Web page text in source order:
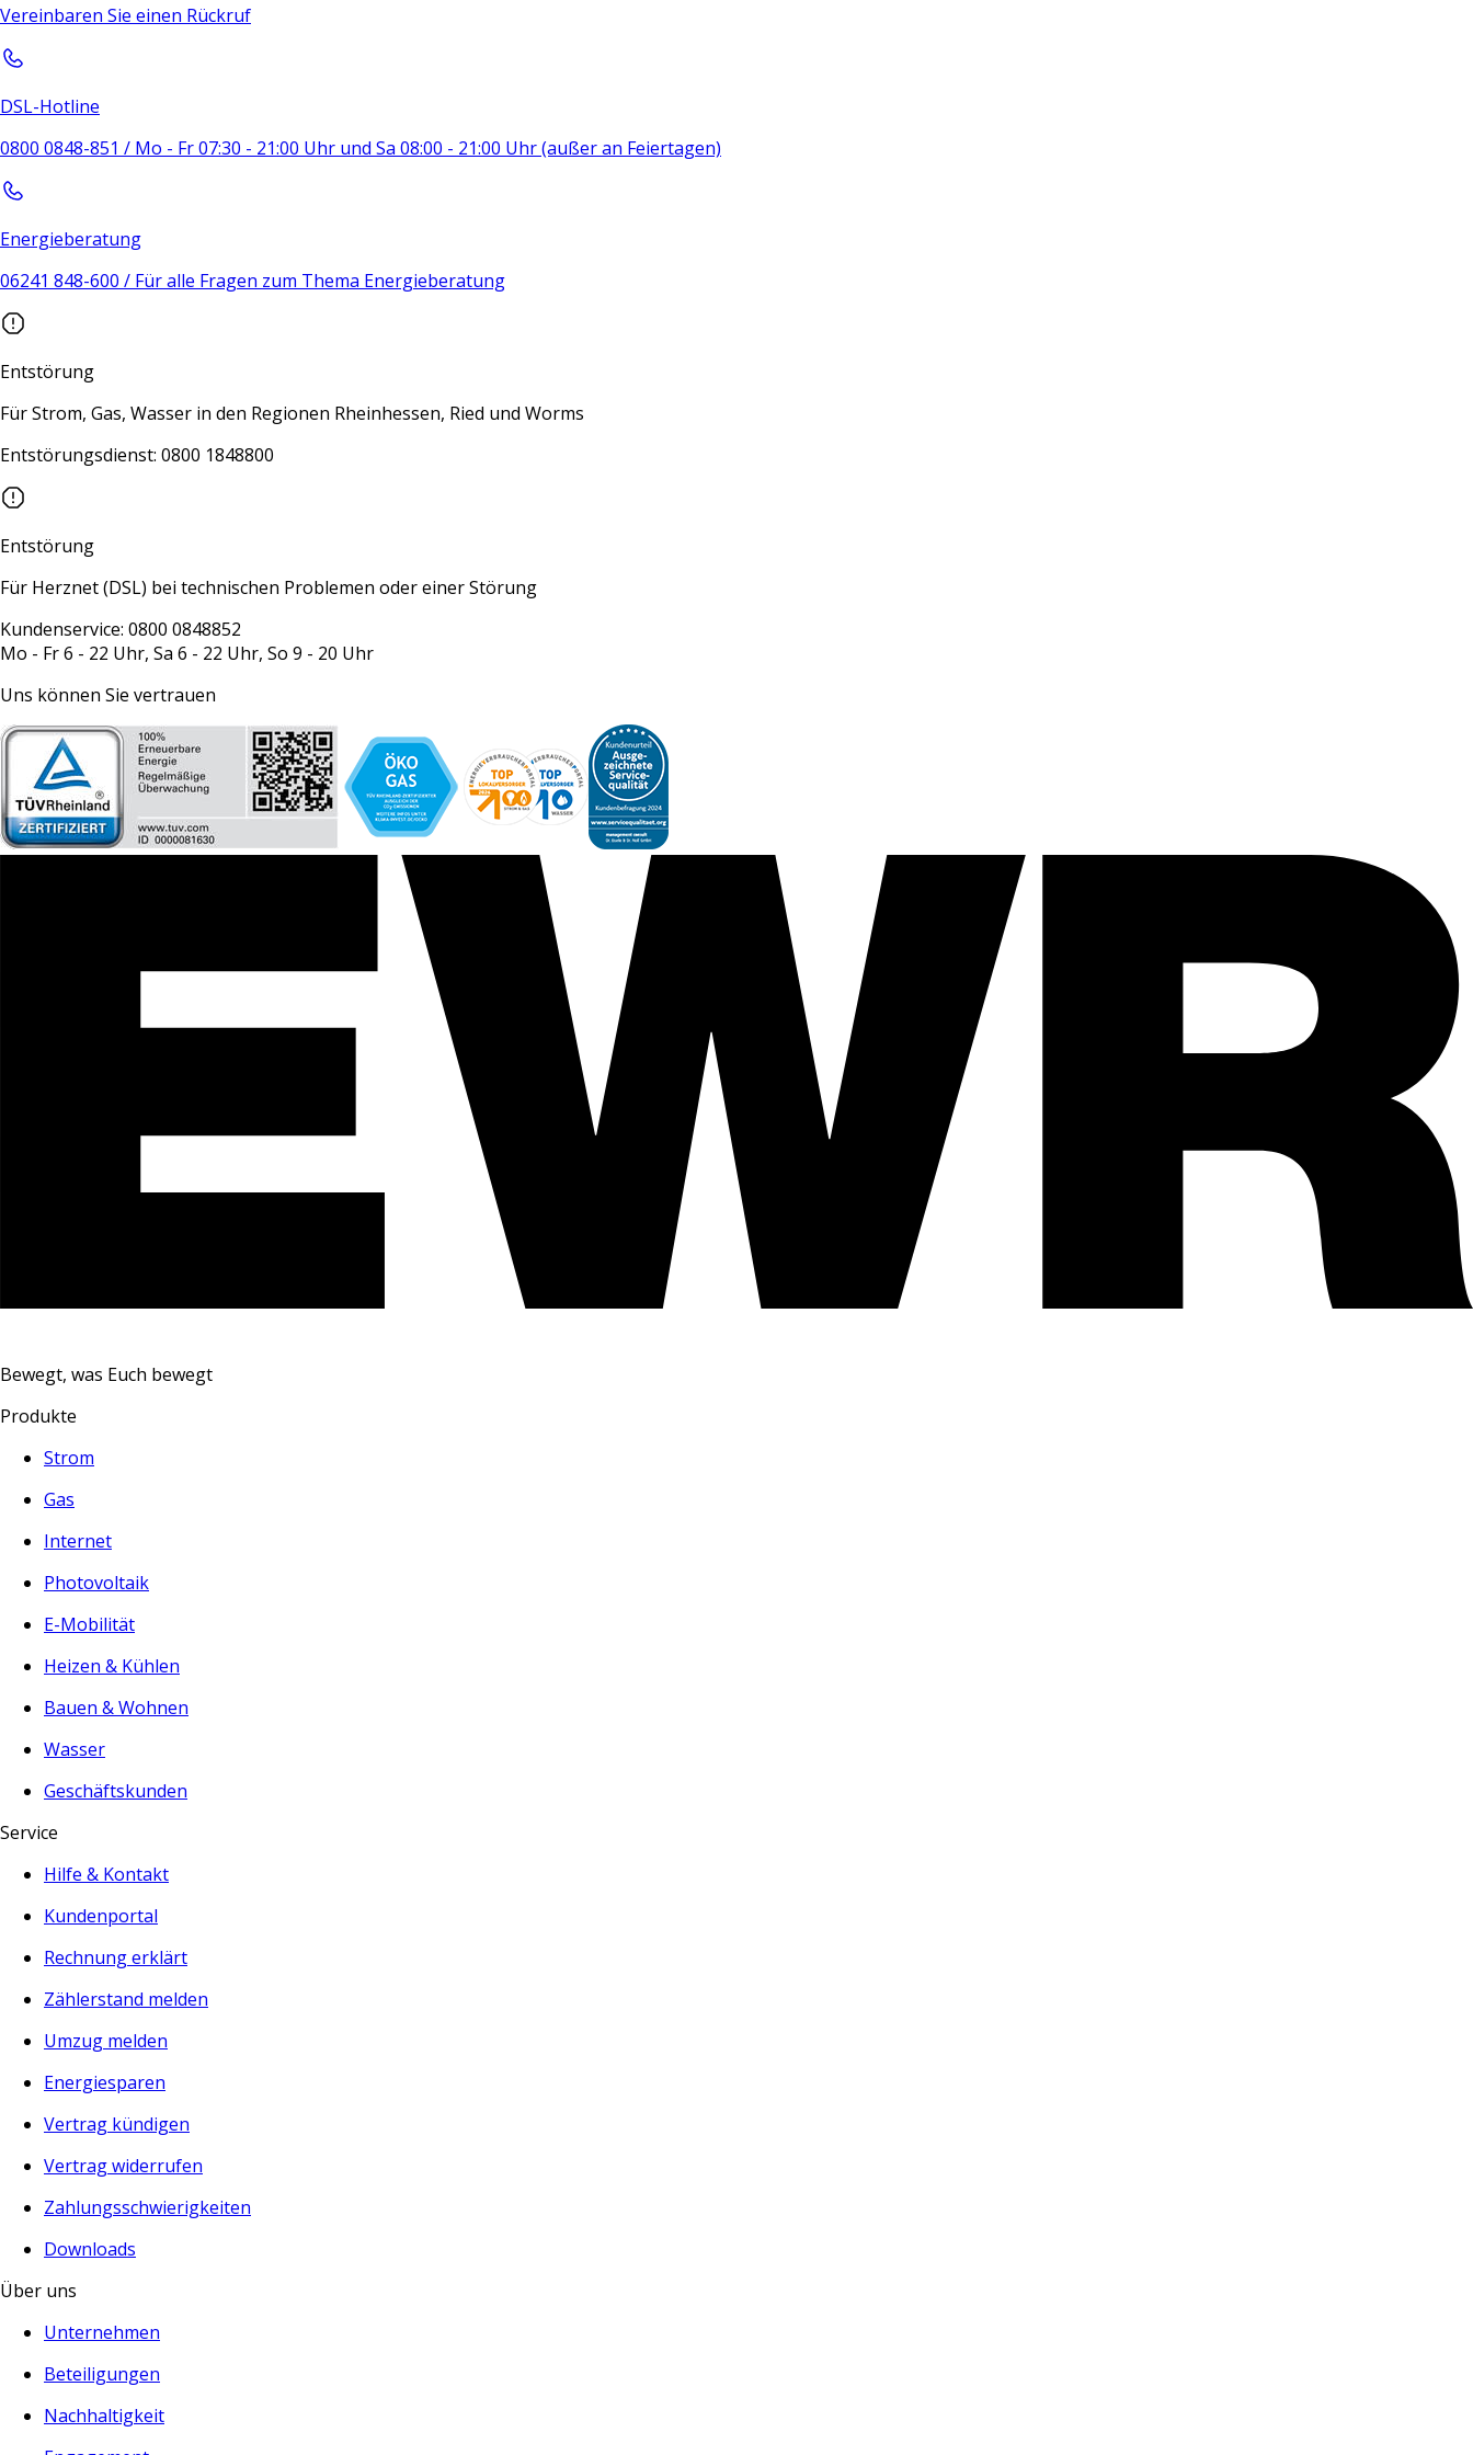
Vereinbaren Sie einen Rückruf
DSL-Hotline
0800 0848-851 / Mo - Fr 07:30 - 21:00 Uhr und Sa 08:00 - 21:00 Uhr (außer an Feiertagen)
Energieberatung
06241 848-600 / Für alle Fragen zum Thema Energieberatung
Entstörung
Für Strom, Gas, Wasser in den Regionen Rheinhessen, Ried und Worms
Entstörungsdienst: 0800 1848800
Entstörung
Für Herznet (DSL) bei technischen Problemen oder einer Störung
Kundenservice: 0800 0848852
Mo - Fr 6 - 22 Uhr, Sa 6 - 22 Uhr, So 9 - 20 Uhr
Uns können Sie vertrauen
Bewegt, was Euch bewegt
Produkte
Strom
Gas
Internet
Photovoltaik
E-Mobilität
Heizen & Kühlen
Bauen & Wohnen
Wasser
Geschäftskunden
Service
Hilfe & Kontakt
Kundenportal
Rechnung erklärt
Zählerstand melden
Umzug melden
Energiesparen
Vertrag kündigen
Vertrag widerrufen
Zahlungsschwierigkeiten
Downloads
Über uns
Unternehmen
Beteiligungen
Nachhaltigkeit